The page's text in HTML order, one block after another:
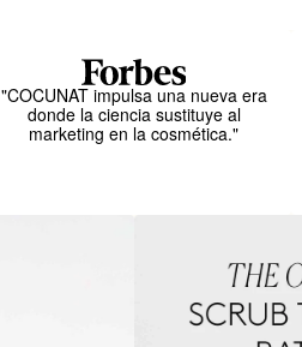
"COCUNAT impulsa una nueva era
donde la ciencia sustituye al
marketing en la cosmética."